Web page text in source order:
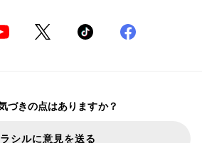
づきの点はありますか？
シルに意見を送る